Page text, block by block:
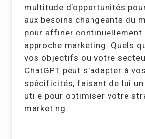
multitude d’opportunités
aux besoins changeants du
pour affiner continuellement
approche marketing. Quels
vos objectifs ou votre
ChatGPT peut s’adapter à vos
spécificités, faisant de lui
utile pour optimiser votre
marketing.